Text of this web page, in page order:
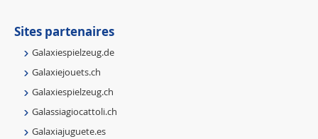
Sites partenaires
Galaxiespielzeug.de
Galaxiejouets.ch
Galaxiespielzeug.ch
Galassiagiocattoli.ch
Galaxiajuguete.es